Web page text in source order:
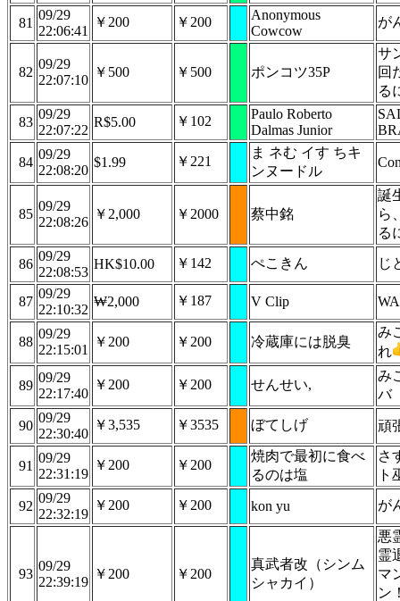
81
09/29
22:06:41
￥200 ￥200
Anonymous
Cowcow
が
82
09/29
22:07:10
￥500 ￥500 ポンコツ35P
サ
回
る
83
09/29
22:07:22
R$5.00 ￥102
Paulo Roberto
Dalmas Junior
84
09/29
22:08:20
$1.99 ￥221
ま ネむ イす ちキ
ンヌードル
85
09/29
22:08:26
￥2,000 ￥2000 蔡中銘
誕
ら
る
86
09/29
22:08:53
HK$10.00 ￥142 ぺこきん じ
87
09/29
22:10:32
₩2,000 ￥187 V Clip
88
09/29
22:15:01
￥200 ￥200 冷蔵庫には脱臭
み
れ
89
09/29
22:17:40
￥200 ￥200 せんせい,
み
バ
90
09/29
22:30:40
￥3,535 ￥3535 ぼてしげ 頑
91
09/29
22:31:19
￥200 ￥200
焼肉で最初に食べ
るのは塩
さ
ト
92
09/29
22:32:19
￥200 ￥200 kon yu が
93
09/29
22:39:19
￥200 ￥200
真武者改（シンム
シャカイ）
悪
霊
マ
ン